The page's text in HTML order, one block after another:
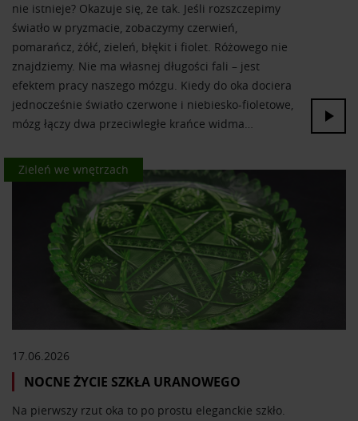
nie istnieje? Okazuje się, że tak. Jeśli rozszczepimy
światło w pryzmacie, zobaczymy czerwień,
pomarańcz, żółć, zieleń, błękit i fiolet. Różowego nie
znajdziemy. Nie ma własnej długości fali – jest
efektem pracy naszego mózgu. Kiedy do oka dociera
jednocześnie światło czerwone i niebiesko-fioletowe,
mózg łączy dwa przeciwległe krańce widma…
Kolor we wnętrzach
Zieleń we wnętrzach
17.06.2026
NOCNE ŻYCIE SZKŁA URANOWEGO
Na pierwszy rzut oka to po prostu eleganckie szkło.